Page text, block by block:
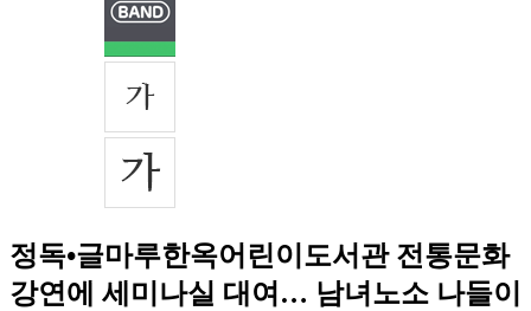
정독•글마루한옥어린이도서관 전통문화
강연에 세미나실 대여… 남녀노소 나들이